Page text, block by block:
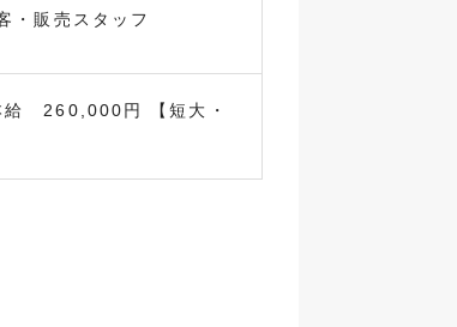
・販売スタッフ
円 【短大・